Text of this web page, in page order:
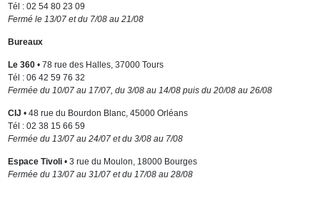
Tél : 02 54 80 23 09
Fermé le 13/07 et du 7/08 au 21/08
Bureaux
Le 360• 78 rue des Halles, 37000 Tours
Tél : 06 42 59 76 32
Fermée du 10/07 au 17/07, du 3/08 au 14/08 puis du 20/08 au 26/08
CIJ • 48 rue du Bourdon Blanc, 45000 Orléans
Tél : 02 38 15 66 59
Fermée du 13/07 au 24/07 et du 3/08 au 7/08
Espace Tivoli• 3 rue du Moulon, 18000 Bourges
Fermée du 13/07 au 31/07 et du 17/08 au 28/08